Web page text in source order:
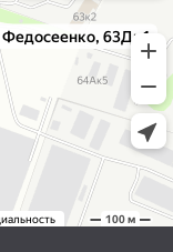
Яндекс Карты